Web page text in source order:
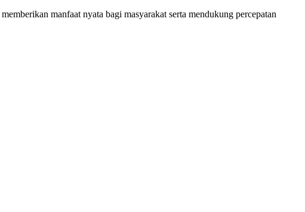
manfaat nyata bagi masyarakat serta mendukung percepatan